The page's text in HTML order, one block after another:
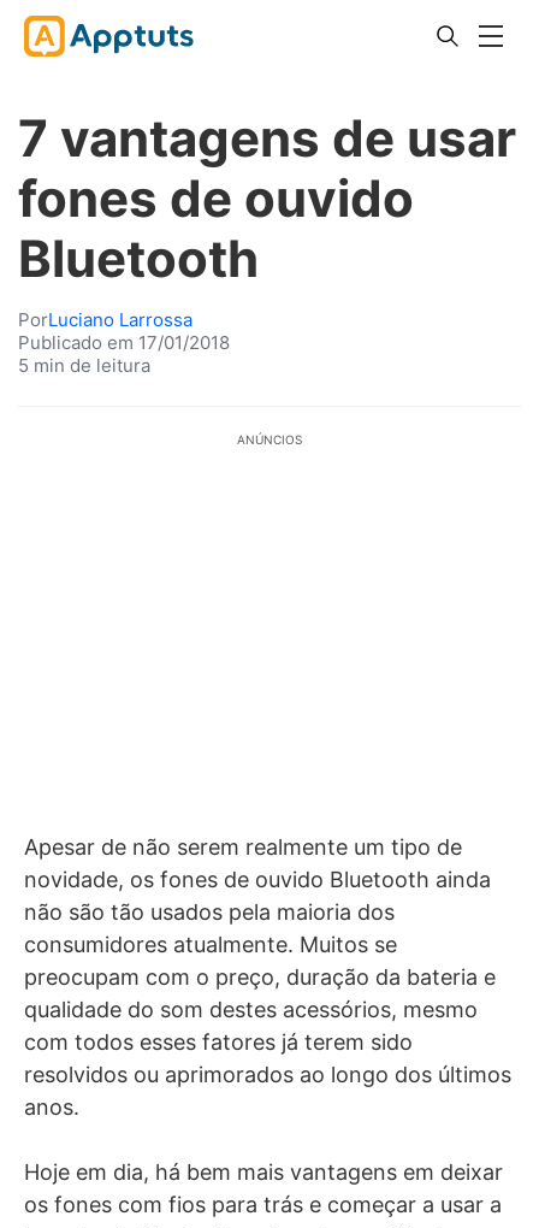
7 vantagens de usar
fones de ouvido
Bluetooth
PorLuciano Larrossa
Publicado em 17/01/2018
5 min de leitura
ANÚNCIOS
Apesar de não serem realmente um tipo de
novidade, os fones de ouvido Bluetooth ainda
não são tão usados pela maioria dos
consumidores atualmente. Muitos se
preocupam com o preço, duração da bateria e
qualidade do som destes acessórios, mesmo
com todos esses fatores já terem sido
resolvidos ou aprimorados ao longo dos últimos
anos.
Hoje em dia, há bem mais vantagens em deixar
os fones com fios para trás e começar a usar a